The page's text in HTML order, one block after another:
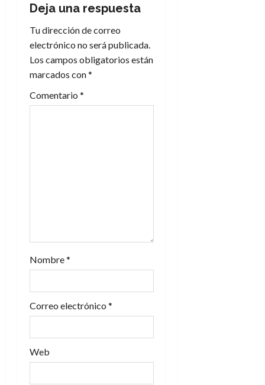
Deja una respuesta
Tu dirección de correo
electrónico no será publicada.
Los campos obligatorios están
marcados con*
Comentario *
Nombre*
Correo electrónico *
Web